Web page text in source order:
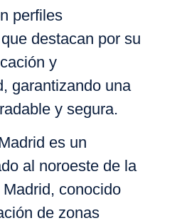
perfiles
destacan por su
y
garantizando una
y segura.
es un
al noroeste de la
conocido
de zonas